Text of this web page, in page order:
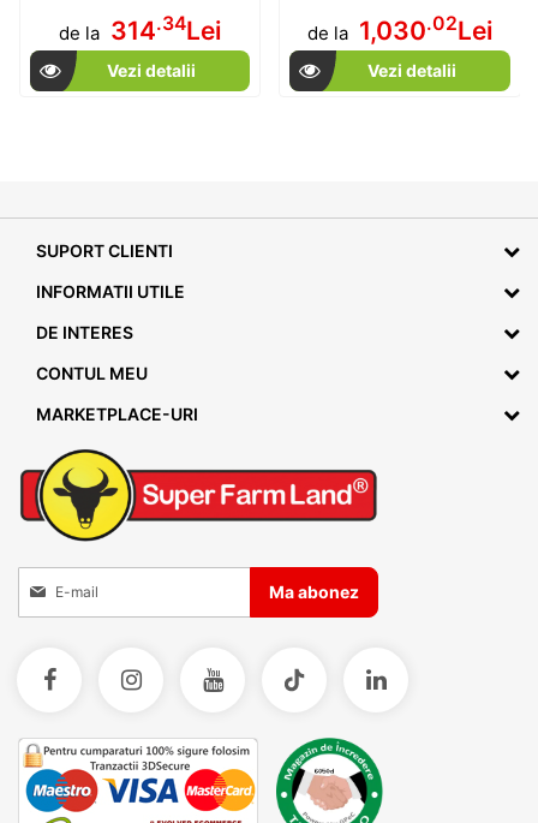
de la 314.34Lei
Vezi detalii
de la 1,030.02Lei
Vezi detalii
SUPORT CLIENTI
INFORMATII UTILE
DE INTERES
CONTUL MEU
MARKETPLACE-URI
Inscrieti-va la Buletinele noastre informative
Ma abonez